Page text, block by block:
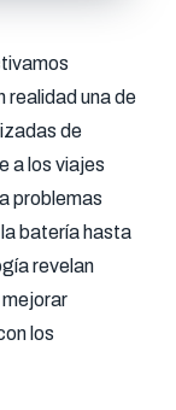
realidad una de
de
a los viajes
problemas
batería hasta
revelan
los